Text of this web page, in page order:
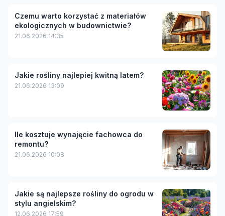
Czemu warto korzystać z materiałów
ekologicznych w budownictwie?
21.06.2026 14:35
Jakie rośliny najlepiej kwitną latem?
21.06.2026 13:09
Ile kosztuje wynajęcie fachowca do
remontu?
21.06.2026 10:08
Jakie są najlepsze rośliny do ogrodu w
stylu angielskim?
12.06.2026 17:59